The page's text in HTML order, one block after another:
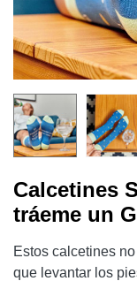
Calcetines
tráeme un
Estos calcetines
que levantar los